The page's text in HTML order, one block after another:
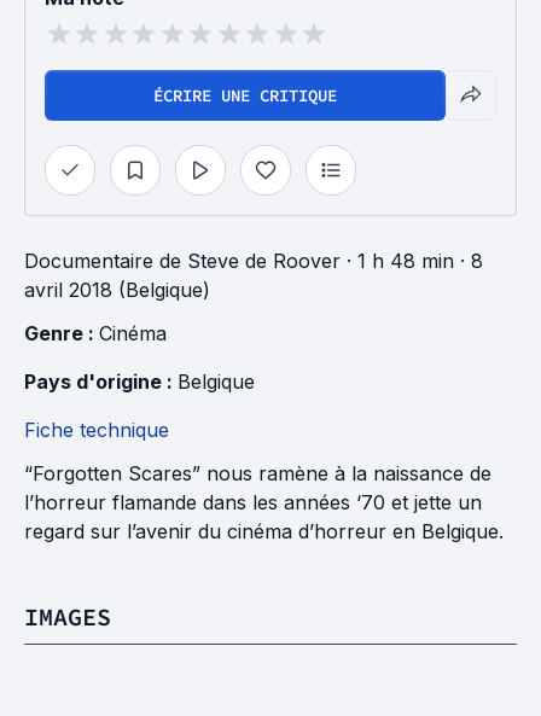
ÉCRIRE UNE CRITIQUE
Documentaire de Steve de Roover · 1 h 48 min · 8
avril 2018 (Belgique)
Genre : Cinéma
Pays d'origine : Belgique
Fiche technique
“Forgotten Scares” nous ramène à la naissance de
l’horreur flamande dans les années ‘70 et jette un
regard sur l’avenir du cinéma d’horreur en Belgique.
IMAGES